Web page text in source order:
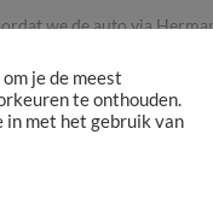
we de auto via
zijn als een middenklasse
je de meest
te onthouden.
in met het gebruik van